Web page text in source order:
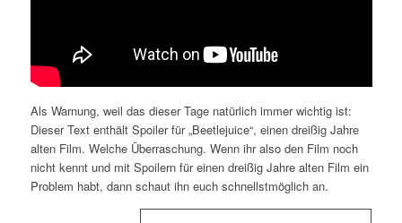
Als Warnung, weil das dieser Tage natürlich immer wichtig ist:
Dieser Text enthält Spoiler für „Beetlejuice“, einen dreißig Jahre
alten Film. Welche Überraschung. Wenn ihr also den Film noch
nicht kennt und mit Spoilern für einen dreißig Jahre alten Film ein
Problem habt, dann schaut ihn euch schnellstmöglich an.